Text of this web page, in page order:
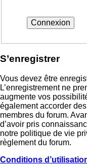
S’enregistrer
Vous devez être
L’enregistrement ne
augmente vos
également accorder
membres du forum.
d’avoir pris
notre politique de vie
règlement du forum.
Conditions